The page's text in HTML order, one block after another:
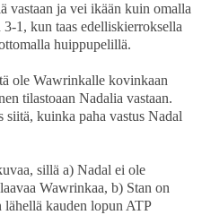
vastaan ja vei ikään kuin omalla
1, kun taas edelliskierroksella
huippupelillä.
ole Wawrinkalle kovinkaan
tilastoaan Nadalia vastaan.
kuinka paha vastus Nadal
sillä a) Nadal ei ole
Wawrinkaa, b) Stan on
kauden lopun ATP